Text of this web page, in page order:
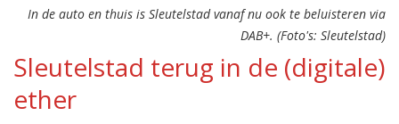
In de auto en thuis is Sleutelstad vanaf nu ook te beluisteren via
DAB+. (Foto's: Sleutelstad)
Sleutelstad terug in de (digitale)
ether